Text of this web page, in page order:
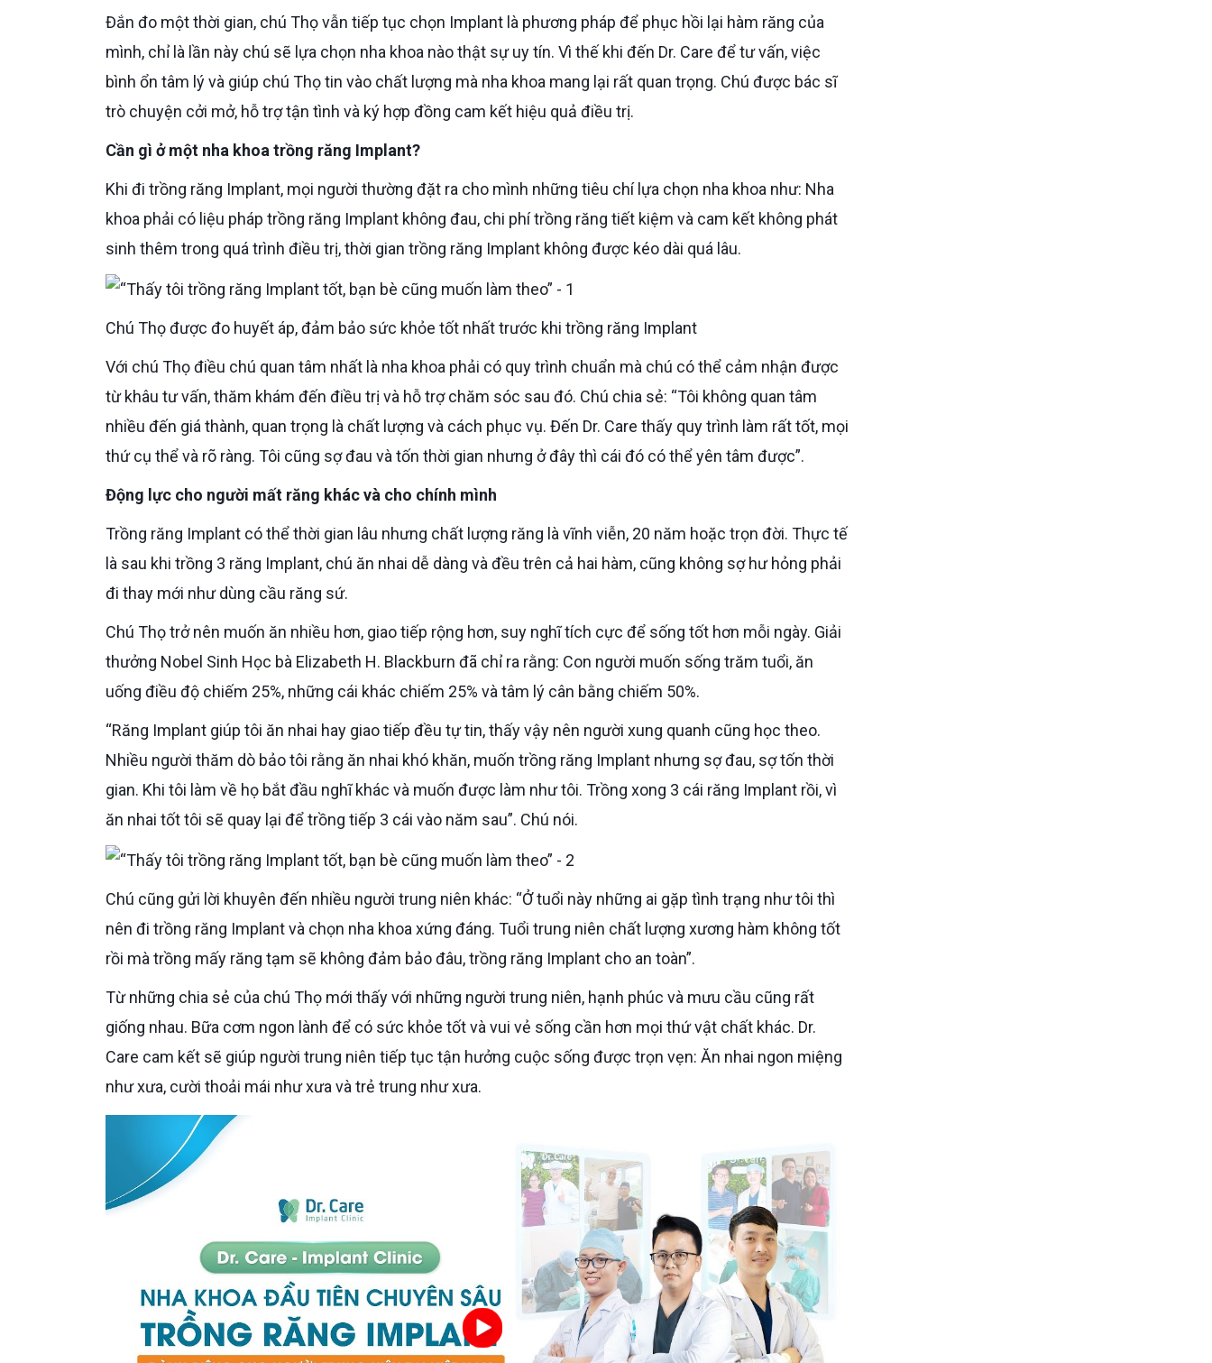
Đắn đo một thời gian, chú Thọ vẫn tiếp tục chọn Implant là phương pháp để phục hồi lại hàm răng của
mình, chỉ là lần này chú sẽ lựa chọn nha khoa nào thật sự uy tín. Vì thế khi đến Dr. Care để tư vấn, việc
bình ổn tâm lý và giúp chú Thọ tin vào chất lượng mà nha khoa mang lại rất quan trọng. Chú được bác sĩ
trò chuyện cởi mở, hỗ trợ tận tình và ký hợp đồng cam kết hiệu quả điều trị.
Cần gì ở một nha khoa trồng răng Implant?
Khi đi trồng răng Implant, mọi người thường đặt ra cho mình những tiêu chí lựa chọn nha khoa như: Nha
khoa phải có liệu pháp trồng răng Implant không đau, chi phí trồng răng tiết kiệm và cam kết không phát
sinh thêm trong quá trình điều trị, thời gian trồng răng Implant không được kéo dài quá lâu.
Chú Thọ được đo huyết áp, đảm bảo sức khỏe tốt nhất trước khi trồng răng Implant
Với chú Thọ điều chú quan tâm nhất là nha khoa phải có quy trình chuẩn mà chú có thể cảm nhận được
từ khâu tư vấn, thăm khám đến điều trị và hỗ trợ chăm sóc sau đó. Chú chia sẻ: “Tôi không quan tâm
nhiều đến giá thành, quan trọng là chất lượng và cách phục vụ. Đến Dr. Care thấy quy trình làm rất tốt, mọi
thứ cụ thể và rõ ràng. Tôi cũng sợ đau và tốn thời gian nhưng ở đây thì cái đó có thể yên tâm được”.
Động lực cho người mất răng khác và cho chính mình
Trồng răng Implant có thể thời gian lâu nhưng chất lượng răng là vĩnh viễn, 20 năm hoặc trọn đời. Thực tế
là sau khi trồng 3 răng Implant, chú ăn nhai dễ dàng và đều trên cả hai hàm, cũng không sợ hư hỏng phải
đi thay mới như dùng cầu răng sứ.
Chú Thọ trở nên muốn ăn nhiều hơn, giao tiếp rộng hơn, suy nghĩ tích cực để sống tốt hơn mỗi ngày. Giải
thưởng Nobel Sinh Học bà Elizabeth H. Blackburn đã chỉ ra rằng: Con người muốn sống trăm tuổi, ăn
uống điều độ chiếm 25%, những cái khác chiếm 25% và tâm lý cân bằng chiếm 50%.
“Răng Implant giúp tôi ăn nhai hay giao tiếp đều tự tin, thấy vậy nên người xung quanh cũng học theo.
Nhiều người thăm dò bảo tôi rằng ăn nhai khó khăn, muốn trồng răng Implant nhưng sợ đau, sợ tốn thời
gian. Khi tôi làm về họ bắt đầu nghĩ khác và muốn được làm như tôi. Trồng xong 3 cái răng Implant rồi, vì
ăn nhai tốt tôi sẽ quay lại để trồng tiếp 3 cái vào năm sau”. Chú nói.
Chú cũng gửi lời khuyên đến nhiều người trung niên khác: “Ở tuổi này những ai gặp tình trạng như tôi thì
nên đi trồng răng Implant và chọn nha khoa xứng đáng. Tuổi trung niên chất lượng xương hàm không tốt
rồi mà trồng mấy răng tạm sẽ không đảm bảo đâu, trồng răng Implant cho an toàn”.
Từ những chia sẻ của chú Thọ mới thấy với những người trung niên, hạnh phúc và mưu cầu cũng rất
giống nhau. Bữa cơm ngon lành để có sức khỏe tốt và vui vẻ sống cần hơn mọi thứ vật chất khác. Dr.
Care cam kết sẽ giúp người trung niên tiếp tục tận hưởng cuộc sống được trọn vẹn: Ăn nhai ngon miệng
như xưa, cười thoải mái như xưa và trẻ trung như xưa.